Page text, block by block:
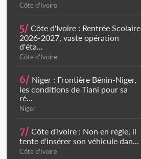
Côte d'Ivoire
5/ Côte d'Ivoire : Rentrée Scolaire
2026-2027, vaste opération
d'éta...
Côte d'Ivoire
6/ Niger : Frontière Bénin-Niger,
les conditions de Tiani pour sa
ré...
Niger
7/ Côte d'Ivoire : Non en règle, il
tente d'insérer son véhicule dan...
Côte d'Ivoire